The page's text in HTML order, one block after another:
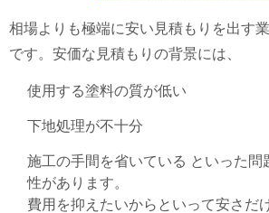
相場よりも極端に安い見積もりを出す
です。安価な見積もりの背景には、
使用する塗料の質が低い
下地処理が不十分
施工の手間を省いている といった問
性があります。
費用を抑えたいからといって安さだ